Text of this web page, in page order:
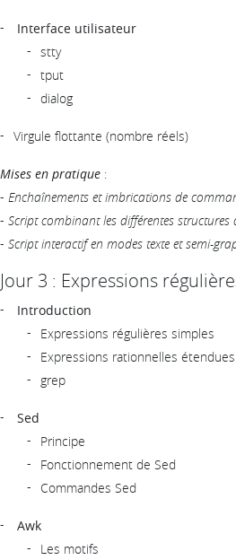
Interface utilisateur
stty
tput
dialog
Virgule flottante (nombre réels)
Mises en pratique :
- Enchaînements et imbrications de
- Script combinant les différentes structures
- Script interactif en modes texte et semi-
Jour 3 : Expressions
Introduction
Expressions régulières simples
Expressions rationnelles étendues
grep
Sed
Principe
Fonctionnement de Sed
Commandes Sed
Awk
Les motifs